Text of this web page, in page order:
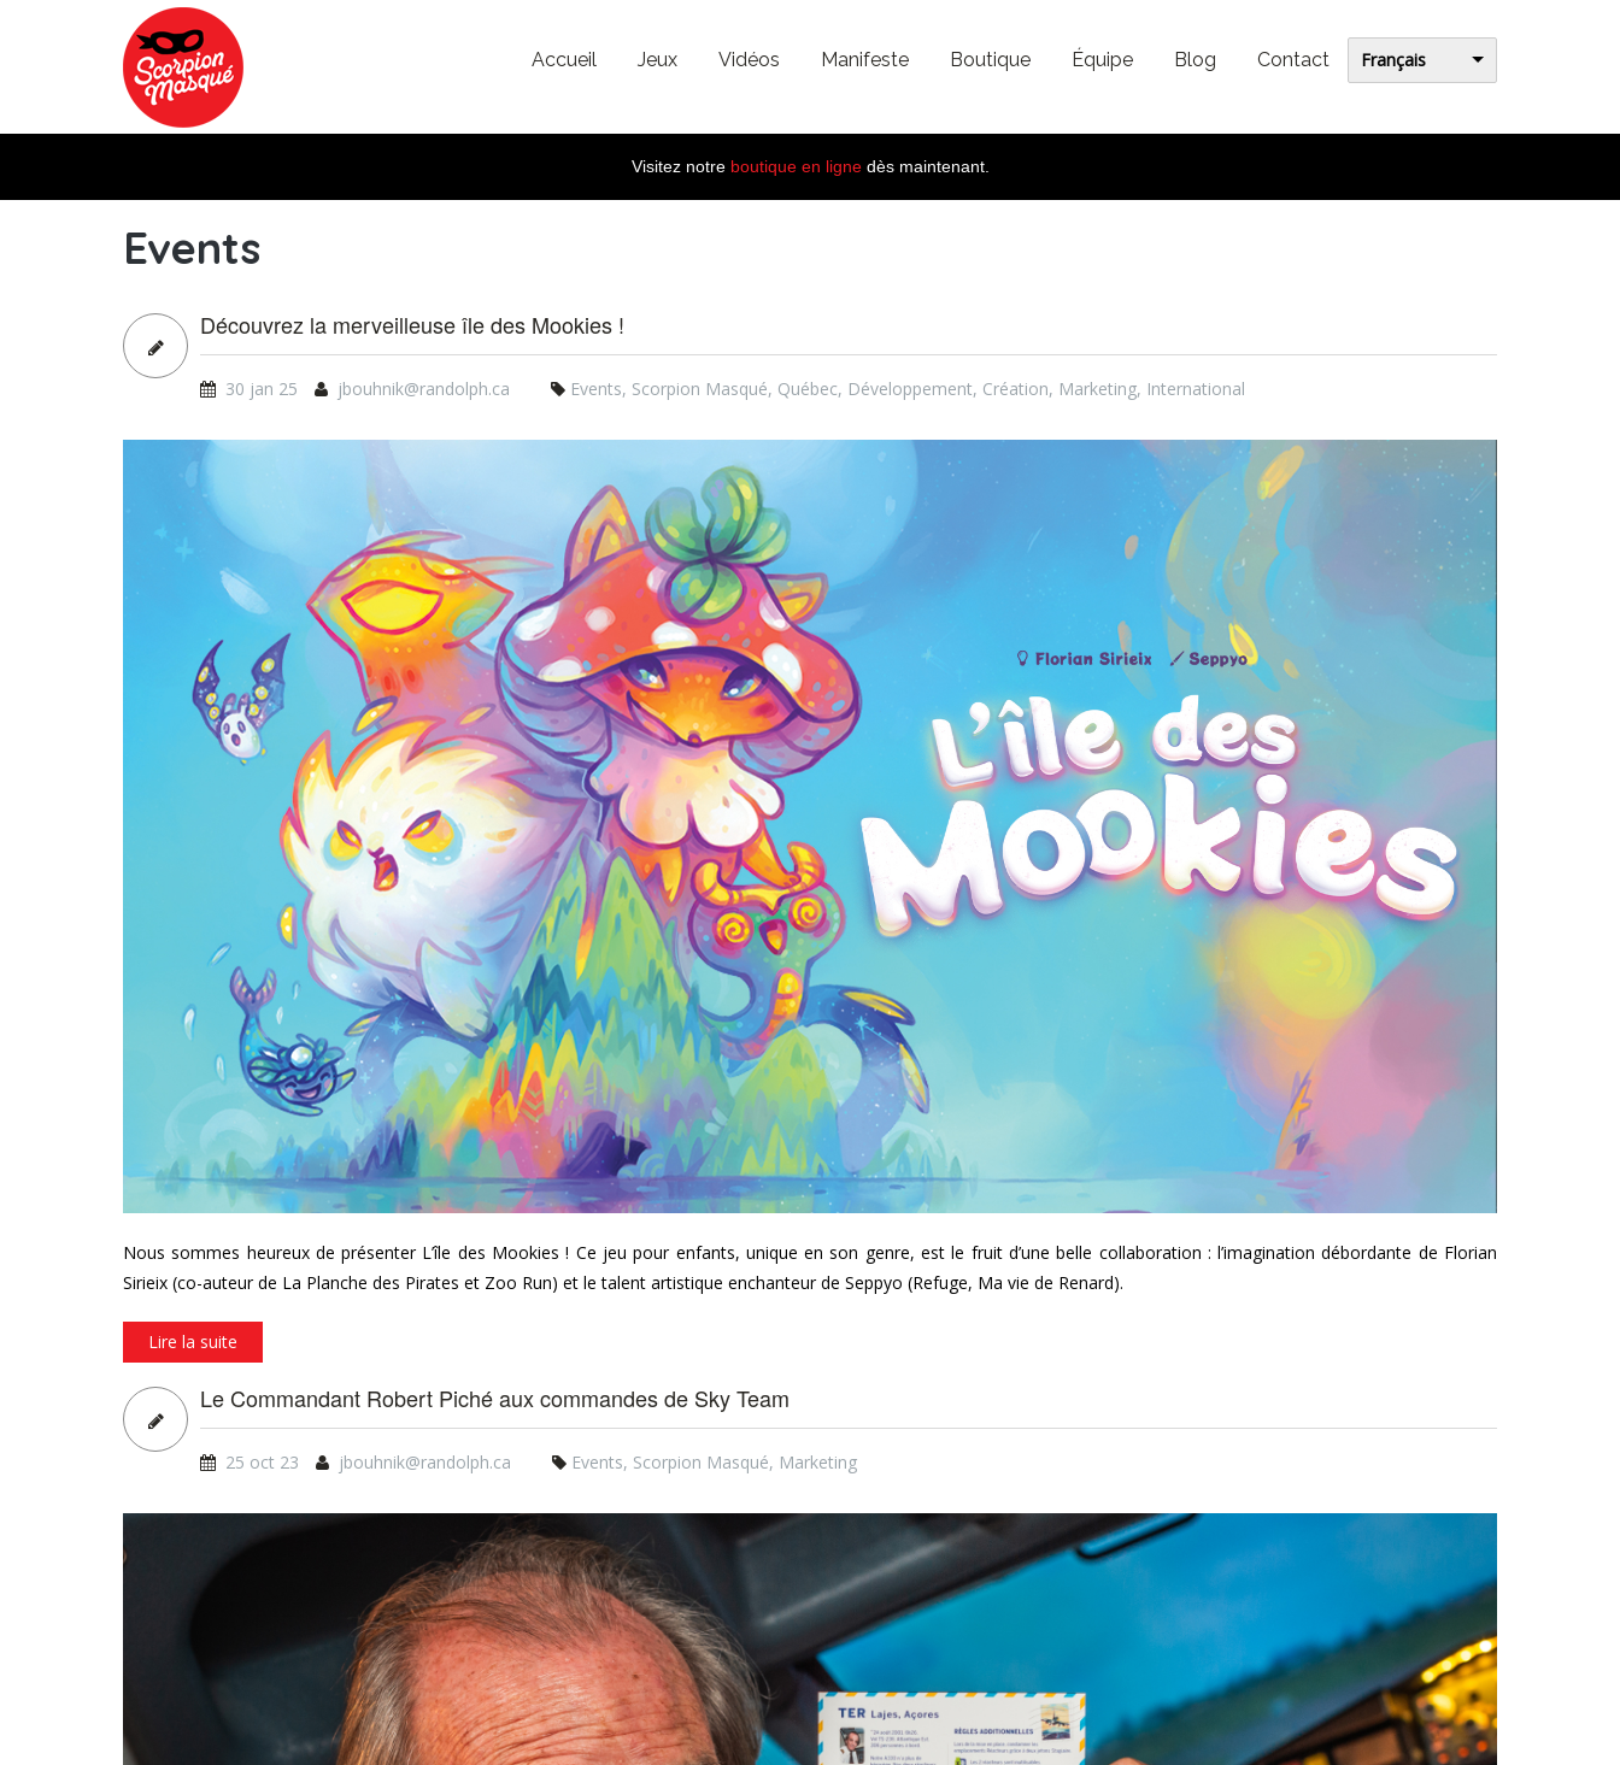
Aller au contenu principal
Français
Accueil Jeux Vidéos Manifeste Boutique Équipe Blog Contact
Visitez notre boutique en lignedès maintenant.
Events
Découvrez la merveilleuse île des Mookies !
30 jan 25 jbouhnik@randolph.ca Events, Scorpion Masqué, Québec, Développement, Création, Marketing, International
st_banniere_sw_blog_fr.jpg
Nous sommes heureux de présenter L’île des Mookies ! Ce jeu pour enfants, unique en son genre, est le fruit d’une belle collaboration : l’imagination débordante de Florian
Sirieix (co-auteur de La Planche des Pirates et Zoo Run) et le talent artistique enchanteur de Seppyo (Refuge, Ma vie de Renard).
Lire la suite
Le Commandant Robert Piché aux commandes de Sky Team
25 oct 23 jbouhnik@randolph.ca Events, Scorpion Masqué, Marketing
skyteam_commantpiche_4.jpg